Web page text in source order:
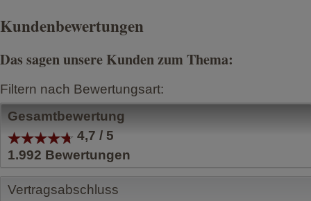
Kundenbewertungen
Das sagen unsere Kunden zum Thema:
Filtern nach Bewertungsart:
Gesamtbewertung
4,7 / 5
1.992 Bewertungen
Vertragsabschluss